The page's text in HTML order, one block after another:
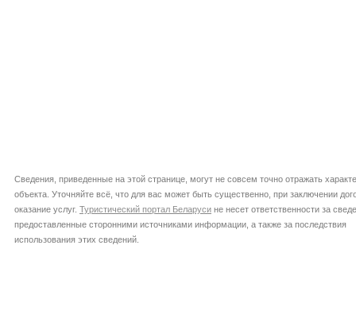
Сведения, приведенные на этой странице, могут не совсем точно отражать
объекта. Уточняйте всё, что для вас может быть существенно, при заключении
оказание услуг. Туристический портал Беларуси не несет ответственности за
предоставленные сторонними источниками информации, а также за последствия
использования этих сведений.